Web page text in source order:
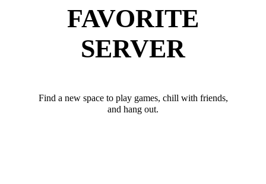
FAVORITE
SERVER
Find a new space to play games, chill with friends,
and hang out.